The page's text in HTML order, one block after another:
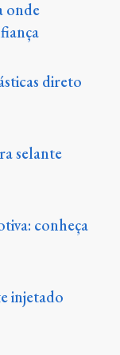
onde
direto
selante
conheça
injetado